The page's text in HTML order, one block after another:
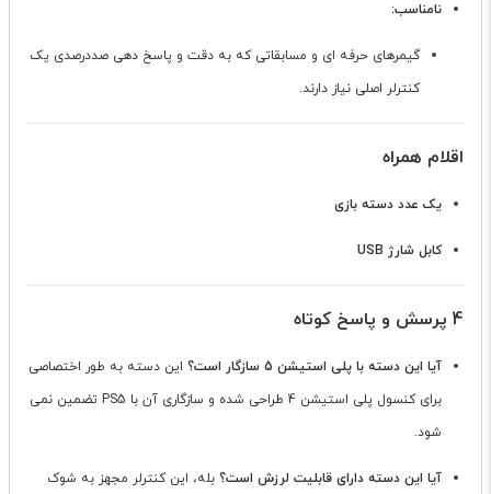
نامناسب:
گیمرهای حرفه ای و مسابقاتی که به دقت و پاسخ دهی صددرصدی یک
کنترلر اصلی نیاز دارند.
اقلام همراه
یک عدد دسته بازی
کابل شارژ USB
4 پرسش و پاسخ کوتاه
آیا این دسته با پلی استیشن 5 سازگار است؟
این دسته به طور اختصاصی
برای کنسول پلی استیشن 4 طراحی شده و سازگاری آن با PS5 تضمین نمی
شود.
آیا این دسته دارای قابلیت لرزش است؟ بله، این کنترلر مجهز به شوک